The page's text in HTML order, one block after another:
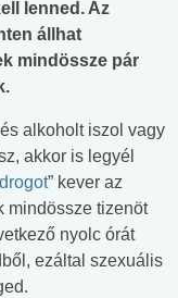
lenned. Az
állhat
mindössze pár
alkoholt iszol vagy
akkor is legyél
” kever az
mindössze tizenöt
nyolc órát
ezáltal szexuális